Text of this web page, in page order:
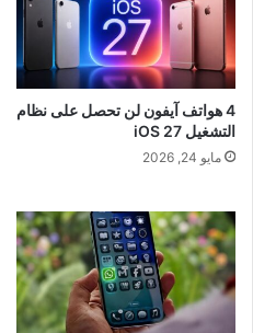
4 هواتف آيفون لن تحصل على نظام
التشغيل iOS 27
مايو 24, 2026